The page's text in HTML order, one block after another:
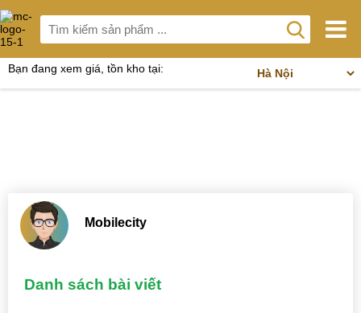
Bạn đang xem giá, tồn kho tại:
Mobilecity
Danh sách bài viết